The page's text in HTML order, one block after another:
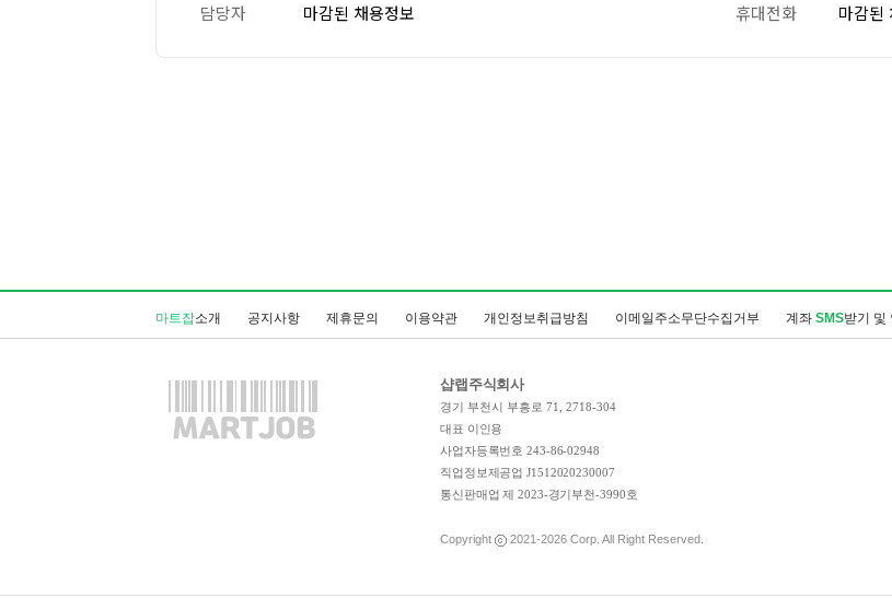
담당자 마감된 채용정보 휴대전화 마감된
마트잡소개 공지사항 제휴문의 이용약관 개인정보취급방침 이메일주소무단수집거부 계좌 SMS받기 및
샵랩주식회사
경기 부천시 부흥로 71, 2718-304
대표 이인용
사업자등록번호 243-86-02948
직업정보제공업 J1512020230007
통신판매업 제 2023-경기부천-3990호
Copyright 2021-2026 Corp. All Right Reserved.